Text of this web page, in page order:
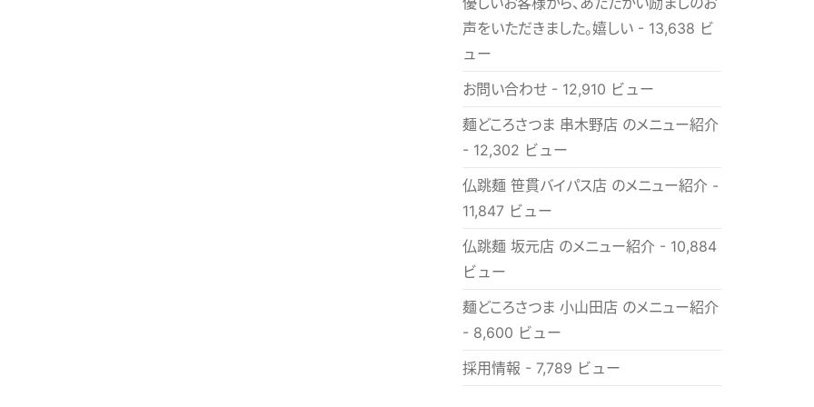
声をいただきました。嬉しい - 13,638 ビ
ュー
お問い合わせ - 12,910 ビュー
麺どころさつま 串木野店 のメニュー紹介
- 12,302 ビュー
仏跳麺 笹貫バイパス店 のメニュー紹介 -
11,847 ビュー
仏跳麺 坂元店 のメニュー紹介 - 10,884
ビュー
麺どころさつま 小山田店 のメニュー紹介
- 8,600 ビュー
採用情報 - 7,789 ビュー